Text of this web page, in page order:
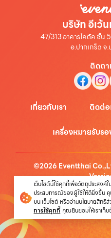
บริษัท อีเว้
47/313 อาคารไคตัค ชั้น
อ.ปากเกร็ด จ
ติดตา
เกี่ยวกับเรา ติดต่อ
เครื่องหมายรับรอ
©2026 Eventthai
นโยบายคว
เว็บไซต์นี้ใช้คุกกี้เพื่อวัตถุประสงค์
ประสบการณ์ของผู้ใช้ให้ดียิ่งขึ้น
บน เว็บไซต์ หรืออ่านนโยบายสิทธิ
การใช้คุกกี้ คุณยินยอมให้เราเก็